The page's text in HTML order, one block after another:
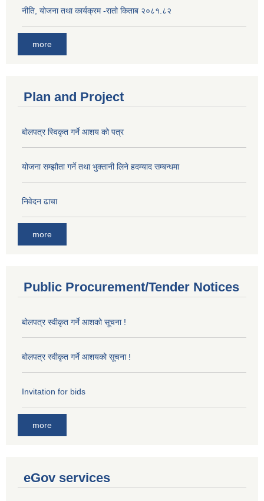
नीति, योजना तथा कार्यक्रम -रातो किताब २०८१.८२
more
Plan and Project
बोलपत्र स्विकृत गर्ने आशय को पत्र
योजना सम्झौता गर्ने तथा भुक्तानी लिने हदम्याद सम्बन्धमा
निवेदन ढाचा
more
Public Procurement/Tender Notices
बोलपत्र स्वीकृत गर्ने आशको सूचना !
बोलपत्र स्वीकृत गर्ने आशयको सूचना !
Invitation for bids
more
eGov services